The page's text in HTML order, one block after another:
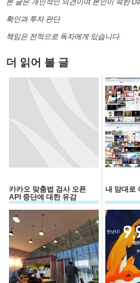
본 글은 개인적인 의견이며 본인이 속한
확인과 투자 판단
책임은 전적으로 독자에게 있습니다.
더 읽어 볼 글
카카오 맞춤법 검사 오픈
API 중단에 대한 유감
내 맘대로